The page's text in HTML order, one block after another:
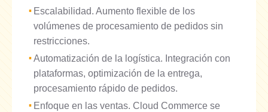
Escalabilidad. Aumento flexible de los
volúmenes de procesamiento de pedidos sin
restricciones.
Automatización de la logística. Integración con
plataformas, optimización de la entrega,
procesamiento rápido de pedidos.
Enfoque en las ventas. Cloud Commerce se